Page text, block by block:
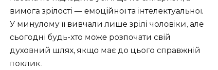
вимога зрілості — емоційної та інтелектуальної.
У минулому її вивчали лише зрілі чоловіки, але
сьогодні будь-хто може розпочати свій
духовний шлях, якщо має до цього справжній
поклик.